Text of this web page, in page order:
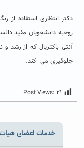
دکتر انتظاری استفاده
روحیه دانشجویان مفید
آنتی باکتریال که از رشد و
جلوگیری می کند.
Post Views: ۲۱
خدمات اعضای